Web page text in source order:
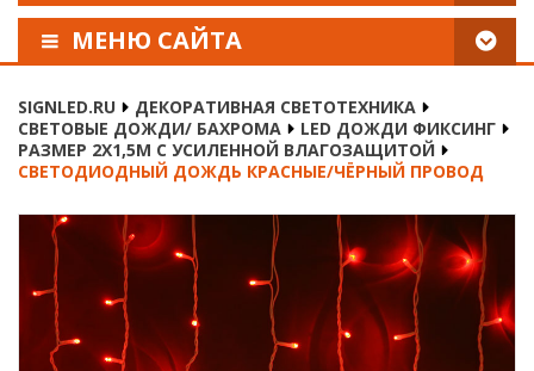
МЕНЮ САЙТА
ОПЛАТА И ДОСТАВКА
SIGNLED.RU
ДЕКОРАТИВНАЯ СВЕТОТЕХНИКА
СВЕТОВЫЕ ДОЖДИ/ БАХРОМА
LED ДОЖДИ ФИКСИНГ
РАЗМЕР 2Х1,5М С УСИЛЕННОЙ ВЛАГОЗАЩИТОЙ
СВЕТОДИОДНЫЙ ДОЖДЬ КРАСНЫЕ/ЧЁРНЫЙ ПРОВОД